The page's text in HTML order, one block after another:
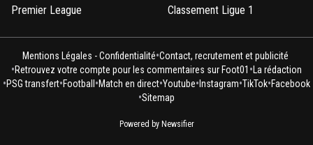
Premier League
Classement Ligue 1
Mentions Légales - Confidentialité•Contact, recrutement et publicité
•Retrouvez votre compte pour les commentaires sur Foot01 • La rédaction
•PSG transfert•Football •Match en direct•Youtube• Instagram•TikTok•Facebook
•Sitemap
Powered by Newsifier